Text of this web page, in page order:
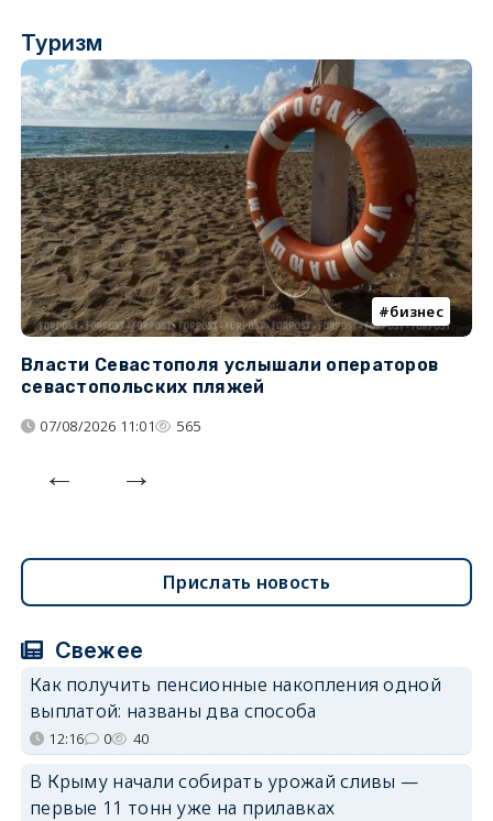
Туризм
бизнес
Власти Севастополя услышали операторов
севастопольских пляжей
07/08/2026 11:01 565
Прислать новость
Свежее
Как получить пенсионные накопления одной
выплатой: названы два способа
12:16 0 40
В Крыму начали собирать урожай сливы —
первые 11 тонн уже на прилавках